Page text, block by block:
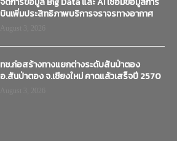
บินเพิ่มประสิทธิภาพบริการจราจรทางอากาศ
ทช.ก่อสร้างทางแยกต่างระดับสันป่าตอง
อ.สันป่าตอง จ.เชียงใหม่ คาดแล้วเสร็จปี 2570